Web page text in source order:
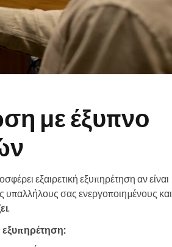
με έξυπνο
εξαιρετική εξυπηρέτηση αν είναι
υπαλλήλους σας ενεργοποιημένους και
.